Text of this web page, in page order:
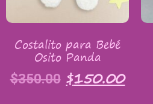
Costalito para Bebé
Osito Panda
$350.00 $150.00